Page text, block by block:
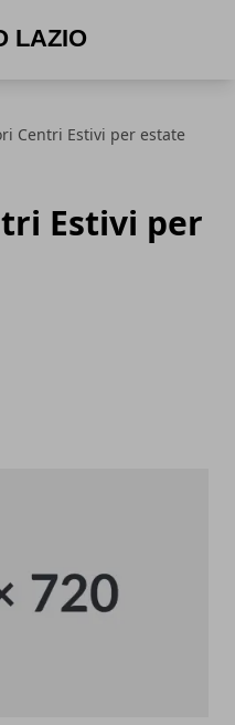
Centri Estivi per estate
Estivi per